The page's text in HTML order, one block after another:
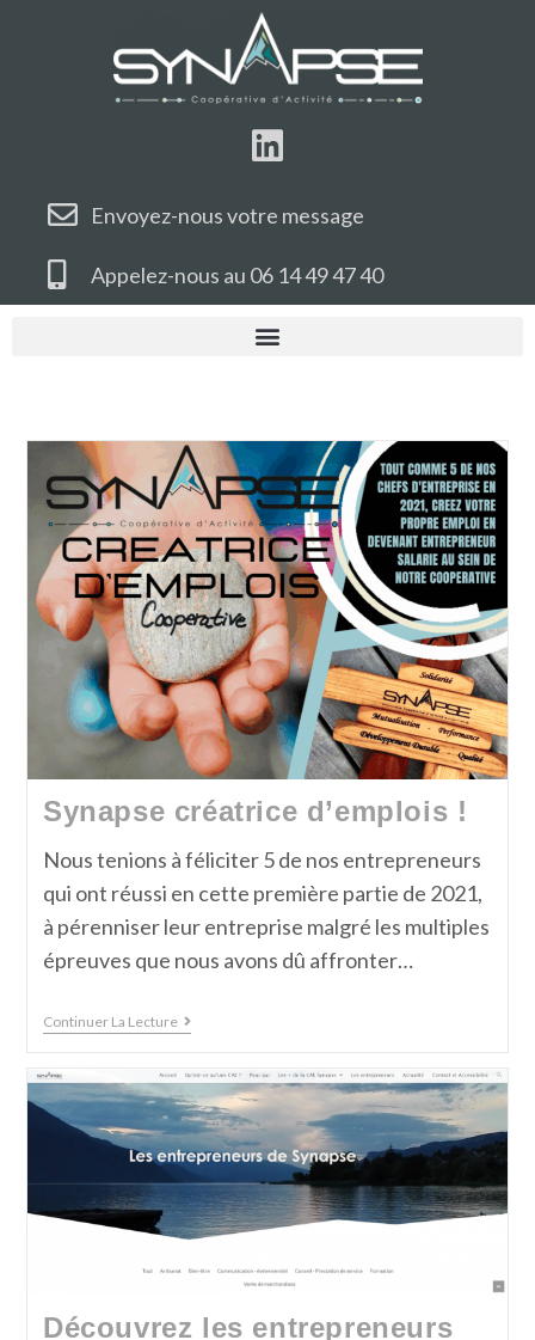
Envoyez-nous votre message
Appelez-nous au 06 14 49 47 40
Synapse créatrice d’emplois !
Nous tenions à féliciter 5 de nos entrepreneurs
qui ont réussi en cette première partie de 2021,
à pérenniser leur entreprise malgré les multiples
épreuves que nous avons dû affronter…
Continuer La Lecture
Découvrez les entrepreneurs